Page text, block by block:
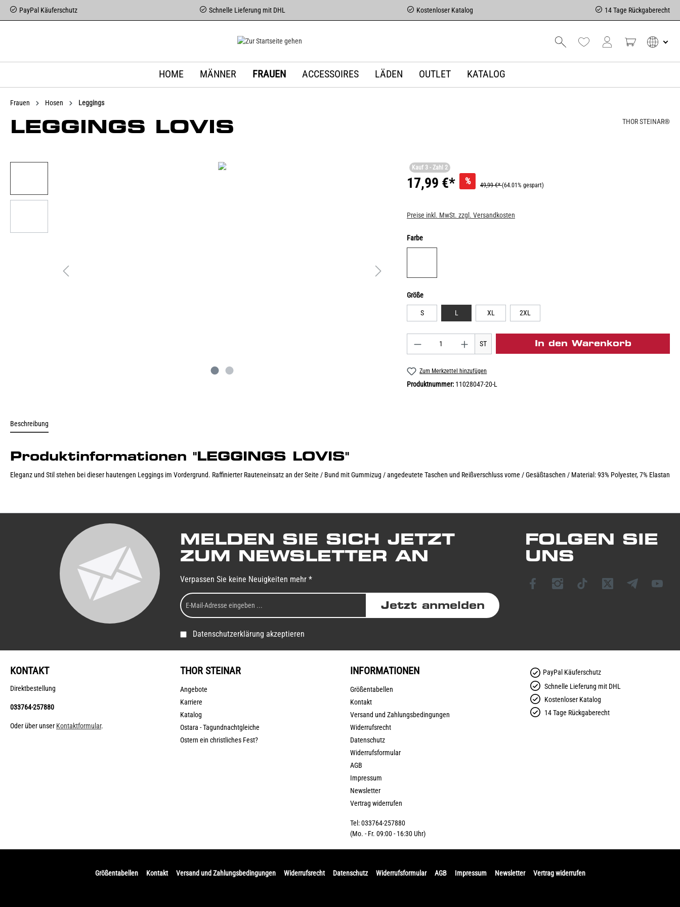
PayPal Käuferschutz Schnelle Lieferung mit DHL Kostenloser Katalog 14 Tage Rückgaberecht
HOME MÄNNER FRAUEN ACCESSOIRES LÄDEN OUTLET KATALOG
Frauen Hosen Leggings
LEGGINGS LOVIS THOR STEINAR®
Kauf 3 - Zahl 2
17,99 €* % 49,99 €*(64.01% gespart)
Preise inkl. MwSt. zzgl. Versandkosten
Farbe
Größe
S L XL 2XL
ST In den Warenkorb
Zum Merkzettel hinzufügen
Produktnummer: 11028047-20-L
Beschreibung
Produktinformationen "LEGGINGS LOVIS"
Eleganz und Stil stehen bei dieser hautengen Leggings im Vordergrund. Raffinierter Rauteneinsatz an der Seite / Bund mit Gummizug / angedeutete Taschen und Reißverschluss vorne / Gesäßtaschen / Material: 93% Polyester, 7% Elastan
MELDEN SIE SICH JETZT
ZUM NEWSLETTER AN
Verpassen Sie keine Neuigkeiten mehr *
Jetzt anmelden
Datenschutzerklärung akzeptieren
FOLGEN SIE
UNS
KONTAKT
Direktbestellung
033764-257880
Oder über unser Kontaktformular.
THOR STEINAR
Angebote
Karriere
Katalog
Ostara - Tagundnachtgleiche
Ostern ein christliches Fest?
INFORMATIONEN
Größentabellen
Kontakt
Versand und Zahlungsbedingungen
Widerrufsrecht
Datenschutz
Widerrufsformular
AGB
Impressum
Newsletter
Vertrag widerrufen
Tel: 033764-257880
(Mo. - Fr. 09:00 - 16:30 Uhr)
PayPal Käuferschutz
Schnelle Lieferung mit DHL
Kostenloser Katalog
14 Tage Rückgaberecht
Größentabellen Kontakt Versand und Zahlungsbedingungen Widerrufsrecht Datenschutz Widerrufsformular AGB Impressum Newsletter Vertrag widerrufen